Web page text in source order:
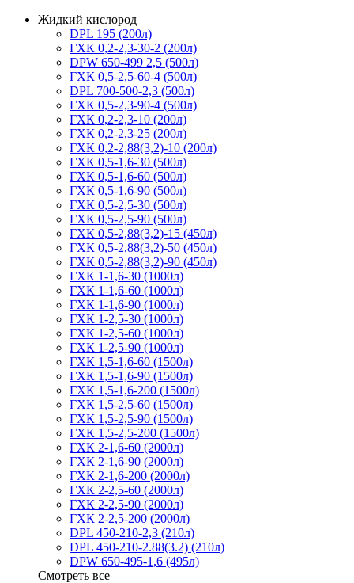
Жидкий кислород
DPL 195 (200л)
ГХК 0,2-2,3-30-2 (200л)
DPW 650-499 2,5 (500л)
ГХК 0,5-2,5-60-4 (500л)
DPL 700-500-2,3 (500л)
ГХК 0,5-2,3-90-4 (500л)
ГХК 0,2-2,3-10 (200л)
ГХК 0,2-2,3-25 (200л)
ГХК 0,2-2,88(3,2)-10 (200л)
ГХК 0,5-1,6-30 (500л)
ГХК 0,5-1,6-60 (500л)
ГХК 0,5-1,6-90 (500л)
ГХК 0,5-2,5-30 (500л)
ГХК 0,5-2,5-90 (500л)
ГХК 0,5-2,88(3,2)-15 (450л)
ГХК 0,5-2,88(3,2)-50 (450л)
ГХК 0,5-2,88(3,2)-90 (450л)
ГХК 1-1,6-30 (1000л)
ГХК 1-1,6-60 (1000л)
ГХК 1-1,6-90 (1000л)
ГХК 1-2,5-30 (1000л)
ГХК 1-2,5-60 (1000л)
ГХК 1-2,5-90 (1000л)
ГХК 1,5-1,6-60 (1500л)
ГХК 1,5-1,6-90 (1500л)
ГХК 1,5-1,6-200 (1500л)
ГХК 1,5-2,5-60 (1500л)
ГХК 1,5-2,5-90 (1500л)
ГХК 1,5-2,5-200 (1500л)
ГХК 2-1,6-60 (2000л)
ГХК 2-1,6-90 (2000л)
ГХК 2-1,6-200 (2000л)
ГХК 2-2,5-60 (2000л)
ГХК 2-2,5-90 (2000л)
ГХК 2-2,5-200 (2000л)
DPL 450-210-2,3 (210л)
DPL 450-210-2.88(3.2) (210л)
DPW 650-495-1,6 (495л)
Смотреть все